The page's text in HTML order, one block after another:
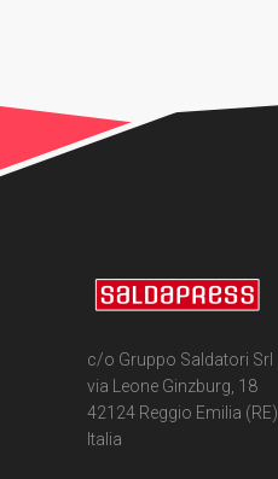
c/o Gruppo Saldatori Srl
via Leone Ginzburg, 18
42124 Reggio Emilia (RE)
Italia